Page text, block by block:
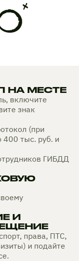
НА МЕСТЕ
включите
знак
(при
400 тыс. руб. и
ГИБДД
И
права, ПТС,
и подайте